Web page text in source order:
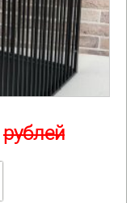
рублей